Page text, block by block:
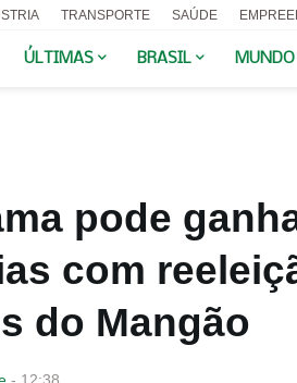
TRANSPORTE SAÚDE
ÚLTIMAS BRASIL MUNDO
pode
com
do Mangão
- 12:38